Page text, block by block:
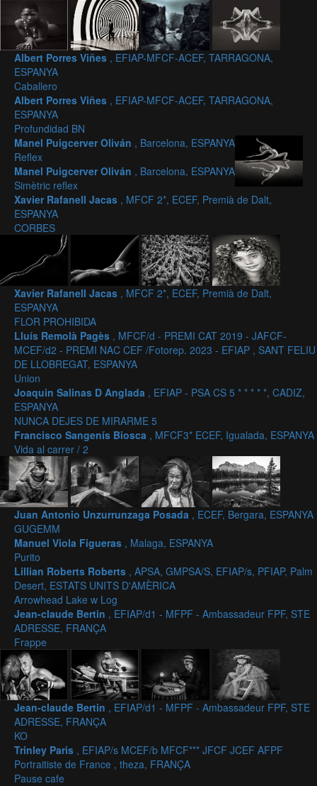
Albert Porres Viñes , EFIAP-MFCF-ACEF, TARRAGONA,
ESPANYA
Caballero
Albert Porres Viñes , EFIAP-MFCF-ACEF, TARRAGONA,
ESPANYA
Profundidad BN
Manel Puigcerver Oliván , Barcelona, ESPANYA
Reflex
Manel Puigcerver Oliván , Barcelona, ESPANYA
Simètric reflex
Xavier Rafanell Jacas , MFCF 2*, ECEF, Premià de Dalt,
ESPANYA
CORBES
Xavier Rafanell Jacas , MFCF 2*, ECEF, Premià de Dalt,
ESPANYA
FLOR PROHIBIDA
Lluís Remolà Pagès , MFCF/d - PREMI CAT 2019 - JAFCF-
MCEF/d2 - PREMI NAC CEF /Fotorep. 2023 - EFIAP , SANT FELIU
DE LLOBREGAT, ESPANYA
Union
Joaquin Salinas D Anglada , EFIAP - PSA CS 5 * * * * *, CADIZ,
ESPANYA
NUNCA DEJES DE MIRARME 5
Francisco Sangenís Biosca , MFCF3* ECEF, Igualada, ESPANYA
Vida al carrer / 2
Juan Antonio Unzurrunzaga Posada , ECEF, Bergara, ESPANYA
GUGEMM
Manuel Viola Figueras , Malaga, ESPANYA
Purito
Lillian Roberts Roberts , APSA, GMPSA/S, EFIAP/s, PFIAP, Palm
Desert, ESTATS UNITS D'AMÈRICA
Arrowhead Lake w Log
Jean-claude Bertin , EFIAP/d1 - MFPF - Ambassadeur FPF, STE
ADRESSE, FRANÇA
Frappe
Jean-claude Bertin , EFIAP/d1 - MFPF - Ambassadeur FPF, STE
ADRESSE, FRANÇA
KO
Trinley Paris , EFIAP/s MCEF/b MFCF*** JFCF JCEF AFPF
Portraitiste de France , theza, FRANÇA
Pause cafe